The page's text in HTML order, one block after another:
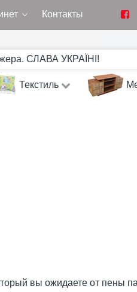
Контакты
СЛАВА УКРАЇНІ!
Текстиль
вы ожидаете от пены